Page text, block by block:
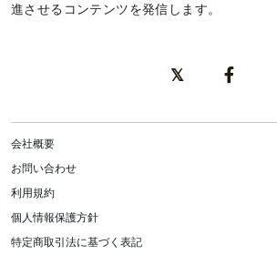
進させるコンテンツを発信します。
会社概要
お問い合わせ
利用規約
個人情報保護方針
特定商取引法に基づく表記